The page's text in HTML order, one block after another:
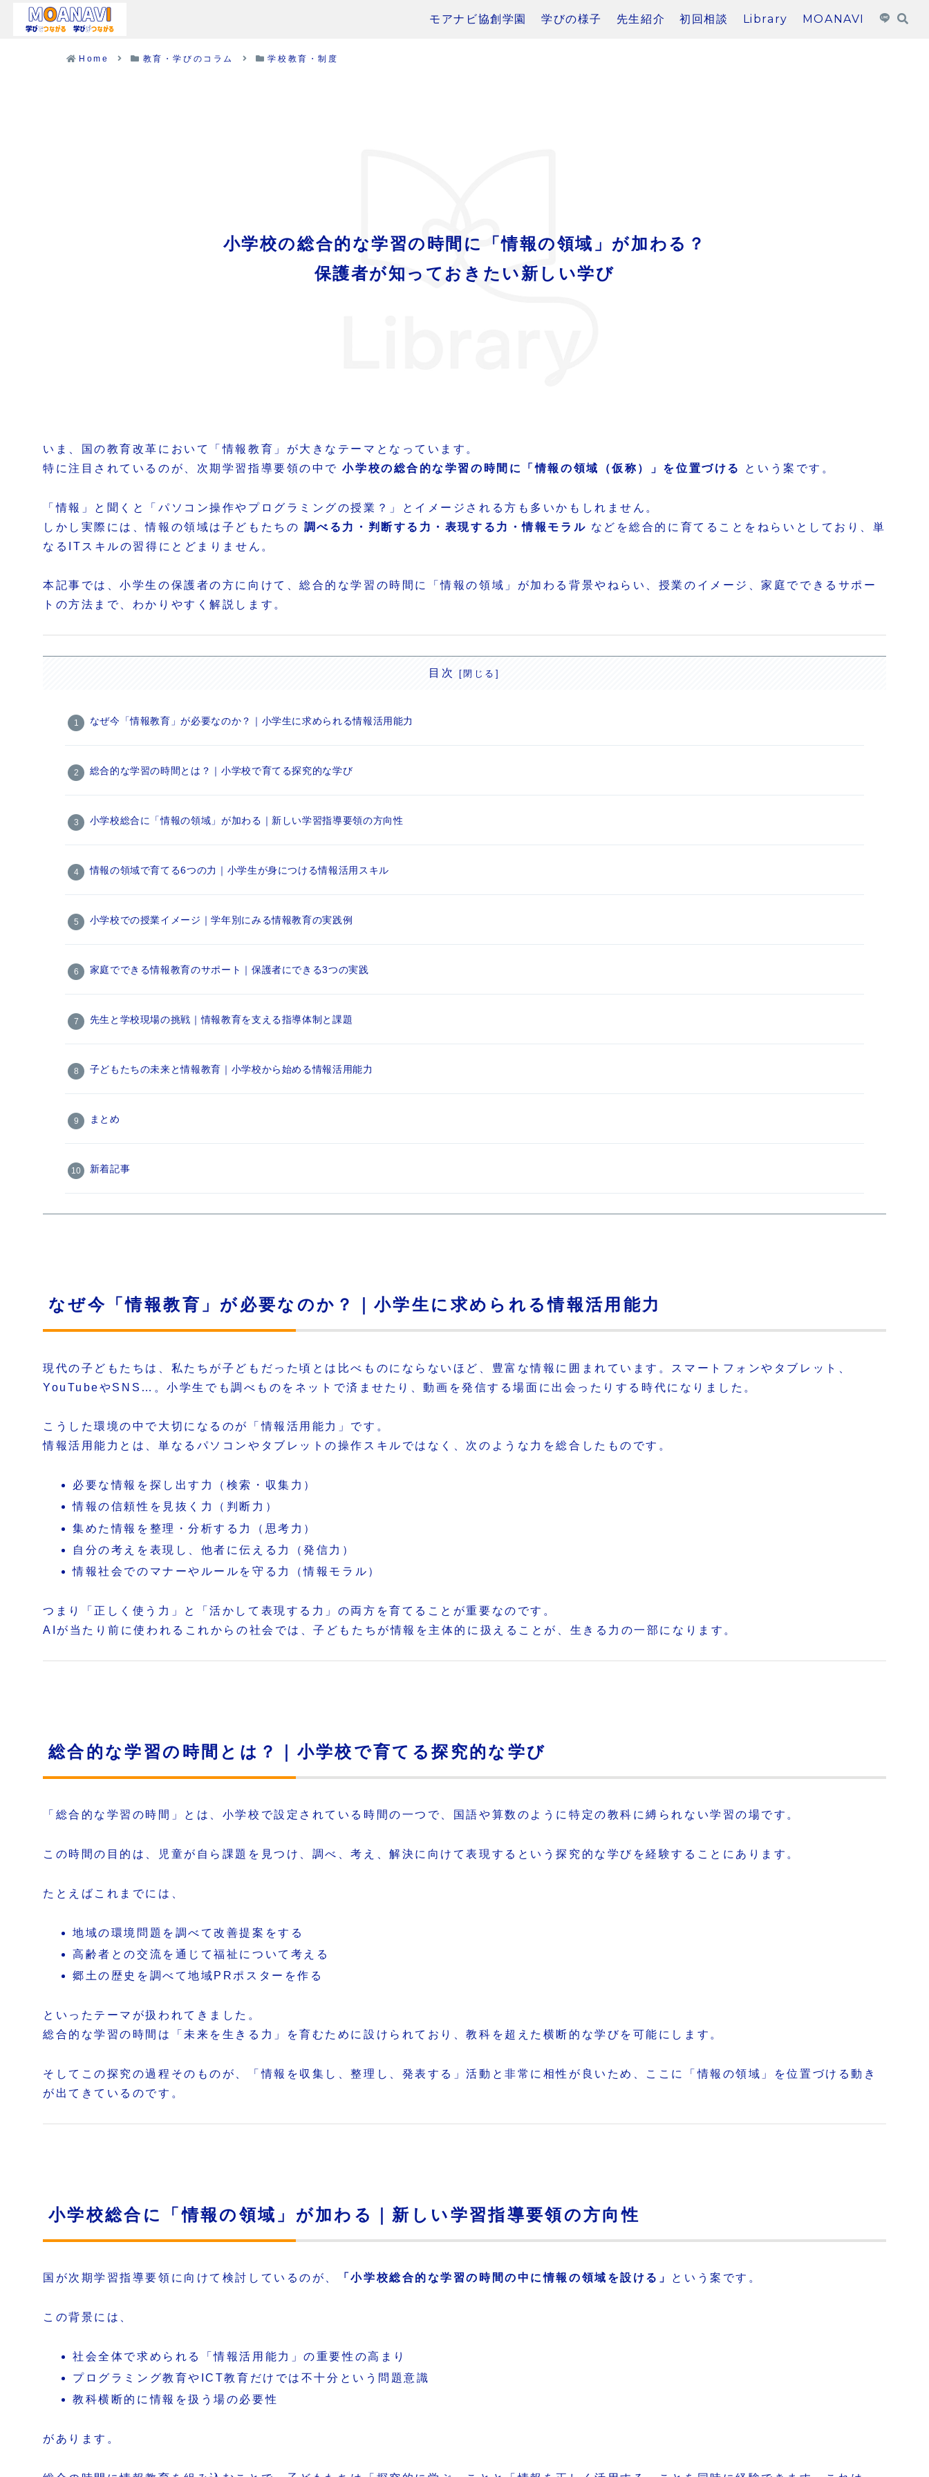
モアナビ協創学園 学びの様子 先生紹介 初回相談 Library MOANAVI
Home 教育・学びのコラム 学校教育・制度
小学校の総合的な学習の時間に「情報の領域」が加わる？
保護者が知っておきたい新しい学び
いま、国の教育改革において「情報教育」が大きなテーマとなっています。
特に注目されているのが、次期学習指導要領の中で小学校の総合的な学習の時間に「情報の領域（仮称）」を位置づける という案です。
「情報」と聞くと「パソコン操作やプログラミングの授業？」とイメージされる方も多いかもしれません。
しかし実際には、情報の領域は子どもたちの 調べる力・判断する力・表現する力・情報モラル などを総合的に育てることをねらいとしており、単
なるITスキルの習得にとどまりません。
本記事では、小学生の保護者の方に向けて、総合的な学習の時間に「情報の領域」が加わる背景やねらい、授業のイメージ、家庭でできるサポー
トの方法まで、わかりやすく解説します。
目次
なぜ今「情報教育」が必要なのか？｜小学生に求められる情報活用能力
総合的な学習の時間とは？｜小学校で育てる探究的な学び
小学校総合に「情報の領域」が加わる｜新しい学習指導要領の方向性
情報の領域で育てる6つの力｜小学生が身につける情報活用スキル
小学校での授業イメージ｜学年別にみる情報教育の実践例
家庭でできる情報教育のサポート｜保護者にできる3つの実践
先生と学校現場の挑戦｜情報教育を支える指導体制と課題
子どもたちの未来と情報教育｜小学校から始める情報活用能力
まとめ
新着記事
なぜ今「情報教育」が必要なのか？｜小学生に求められる情報活用能力
現代の子どもたちは、私たちが子どもだった頃とは比べものにならないほど、豊富な情報に囲まれています。スマートフォンやタブレット、
YouTubeやSNS…。小学生でも調べものをネットで済ませたり、動画を発信する場面に出会ったりする時代になりました。
こうした環境の中で大切になるのが「情報活用能力」です。
情報活用能力とは、単なるパソコンやタブレットの操作スキルではなく、次のような力を総合したものです。
必要な情報を探し出す力（検索・収集力）
情報の信頼性を見抜く力（判断力）
集めた情報を整理・分析する力（思考力）
自分の考えを表現し、他者に伝える力（発信力）
情報社会でのマナーやルールを守る力（情報モラル）
つまり「正しく使う力」と「活かして表現する力」の両方を育てることが重要なのです。
AIが当たり前に使われるこれからの社会では、子どもたちが情報を主体的に扱えることが、生きる力の一部になります。
総合的な学習の時間とは？｜小学校で育てる探究的な学び
「総合的な学習の時間」とは、小学校で設定されている時間の一つで、国語や算数のように特定の教科に縛られない学習の場です。
この時間の目的は、児童が自ら課題を見つけ、調べ、考え、解決に向けて表現するという探究的な学びを経験することにあります。
たとえばこれまでには、
地域の環境問題を調べて改善提案をする
高齢者との交流を通じて福祉について考える
郷土の歴史を調べて地域PRポスターを作る
といったテーマが扱われてきました。
総合的な学習の時間は「未来を生きる力」を育むために設けられており、教科を超えた横断的な学びを可能にします。
そしてこの探究の過程そのものが、「情報を収集し、整理し、発表する」活動と非常に相性が良いため、ここに「情報の領域」を位置づける動き
が出てきているのです。
小学校総合に「情報の領域」が加わる｜新しい学習指導要領の方向性
国が次期学習指導要領に向けて検討しているのが、 「小学校総合的な学習の時間の中に情報の領域を設ける」 という案です。
この背景には、
社会全体で求められる「情報活用能力」の重要性の高まり
プログラミング教育やICT教育だけでは不十分という問題意識
教科横断的に情報を扱う場の必要性
があります。